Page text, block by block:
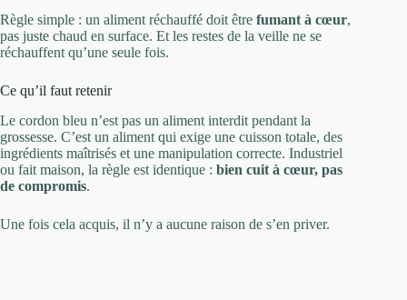
Règle simple : un aliment réchauffé doit être fumant à cœur,
pas juste chaud en surface. Et les restes de la veille ne se
réchauffent qu’une seule fois.
Ce qu’il faut retenir
Le cordon bleu n’est pas un aliment interdit pendant la
grossesse. C’est un aliment qui exige une cuisson totale, des
ingrédients maîtrisés et une manipulation correcte. Industriel
ou fait maison, la règle est identique : bien cuit à cœur, pas
de compromis.
Une fois cela acquis, il n’y a aucune raison de s’en priver.